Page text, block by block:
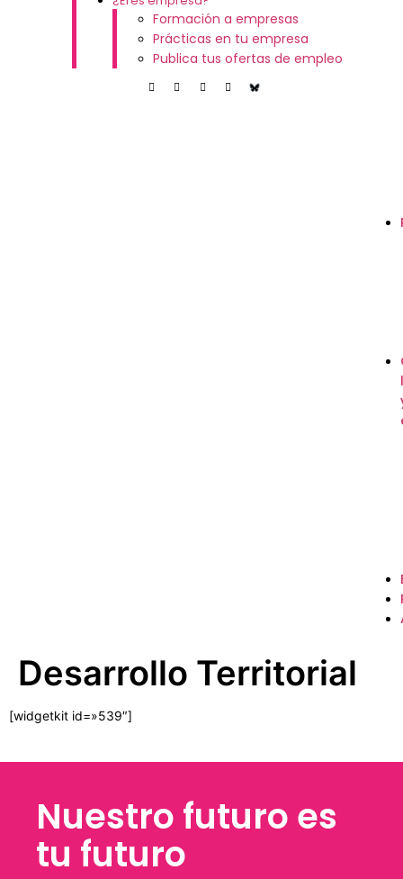
Formación a empresas
Prácticas en tu empresa
Publica tus ofertas de empleo
Desarrollo Territorial
[widgetkit id=»539″]
Nuestro futuro es
tu futuro